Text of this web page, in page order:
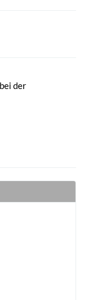
der